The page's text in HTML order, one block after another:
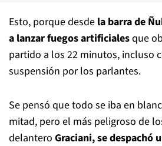
Esto, porque desde la barra de
a lanzar fuegos artificialesque
partido a los 22 minutos, incluso
suspensión por los parlantes.
Se pensó que todo se iba en
mitad, pero el más peligroso de
delantero Graciani, se despachó